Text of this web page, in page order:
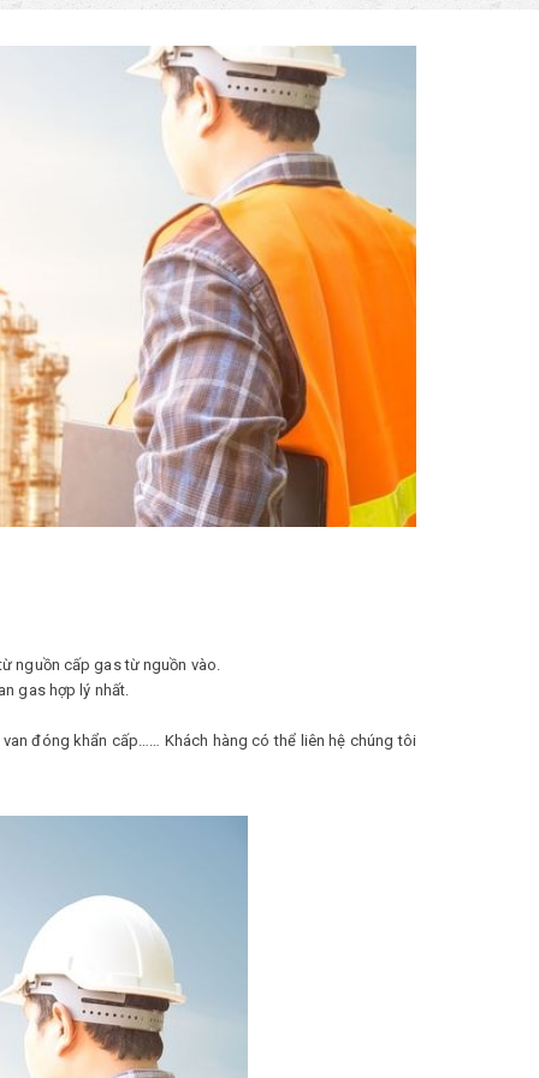
nguồn cấp gas từ nguồn vào.
gas hợp lý nhất.
đóng khẩn cấp…… Khách hàng có thể liên hệ chúng tôi